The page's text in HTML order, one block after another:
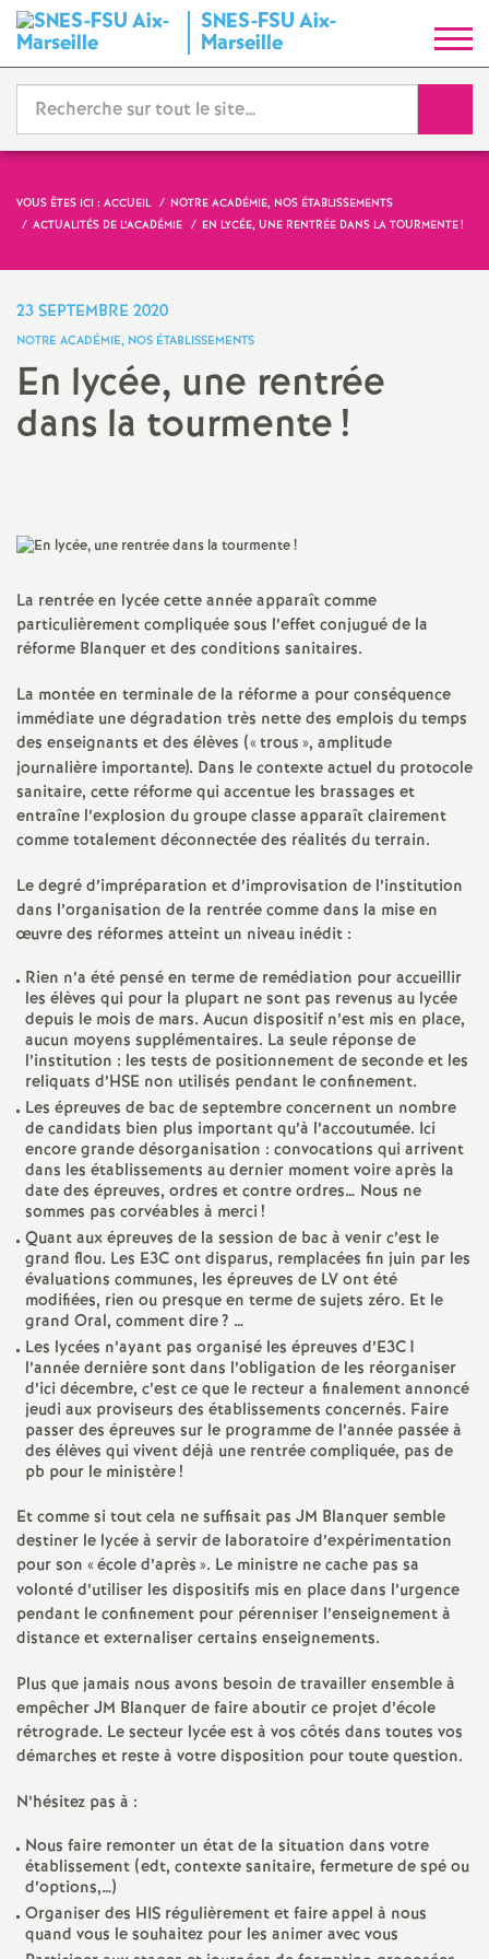
SNES-FSU Aix-
Marseille
y
n
d
i
a
t
i
o
n
a
l
d
e
s
E
n
s
e
i
g
n
m
e
n
t
s
d
e
S
VOUS ÊTES ICI : ACCUEIL
NOTRE ACADÉMIE, NOS ÉTABLISSEMENTS
ACTUALITÉS DE L’ACADÉMIE
EN LYCÉE, UNE RENTRÉE DANS LA TOURMENTE!
23 SEPTEMBRE 2020
NOTRE ACADÉMIE, NOS ÉTABLISSEMENTS
En lycée, une rentrée
dans la tourmente!
La rentrée en lycée cette année apparaît comme
particulièrement compliquée sous l’effet conjugué de la
réforme Blanquer et des conditions sanitaires.
La montée en terminale de la réforme a pour conséquence
immédiate une dégradation très nette des emplois du temps
des enseignants et des élèves («trous», amplitude
journalière importante). Dans le contexte actuel du protocole
sanitaire, cette réforme qui accentue les brassages et
entraîne l’explosion du groupe classe apparaît clairement
comme totalement déconnectée des réalités du terrain.
Le degré d’impréparation et d’improvisation de l’institution
dans l’organisation de la rentrée comme dans la mise en
œuvre des réformes atteint un niveau inédit :
Rien n’a été pensé en terme de remédiation pour accueillir
les élèves qui pour la plupart ne sont pas revenus au lycée
depuis le mois de mars. Aucun dispositif n’est mis en place,
aucun moyens supplémentaires. La seule réponse de
l’institution : les tests de positionnement de seconde et les
reliquats d’HSE non utilisés pendant le confinement.
Les épreuves de bac de septembre concernent un nombre
de candidats bien plus important qu’à l’accoutumée. Ici
encore grande désorganisation : convocations qui arrivent
dans les établissements au dernier moment voire après la
date des épreuves, ordres et contre ordres… Nous ne
sommes pas corvéables à merci !
Quant aux épreuves de la session de bac à venir c’est le
grand flou. Les E3C ont disparus, remplacées fin juin par les
évaluations communes, les épreuves de LV ont été
modifiées, rien ou presque en terme de sujets zéro. Et le
grand Oral, comment dire? …
Les lycées n’ayant pas organisé les épreuves d’E3C1
l’année dernière sont dans l’obligation de les réorganiser
d’ici décembre, c’est ce que le recteur a finalement annoncé
jeudi aux proviseurs des établissements concernés. Faire
passer des épreuves sur le programme de l’année passée à
des élèves qui vivent déjà une rentrée compliquée, pas de
pb pour le ministère!
Et comme si tout cela ne suffisait pas JM Blanquer semble
destiner le lycée à servir de laboratoire d’expérimentation
pour son «école d’après». Le ministre ne cache pas sa
volonté d’utiliser les dispositifs mis en place dans l’urgence
pendant le confinement pour pérenniser l’enseignement à
distance et externaliser certains enseignements.
Plus que jamais nous avons besoin de travailler ensemble à
empêcher JM Blanquer de faire aboutir ce projet d’école
rétrograde. Le secteur lycée est à vos côtés dans toutes vos
démarches et reste à votre disposition pour toute question.
N’hésitez pas à :
Nous faire remonter un état de la situation dans votre
établissement (edt, contexte sanitaire, fermeture de spé ou
d’options,…)
Organiser des HIS régulièrement et faire appel à nous
quand vous le souhaitez pour les animer avec vous